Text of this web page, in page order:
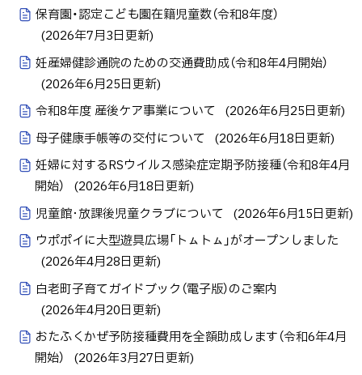
保育園・認定こども園在籍児童数（令和8年度）
(2026年7月3日更新)
妊産婦健診通院のための交通費助成（令和8年4月開始）
(2026年6月25日更新)
令和8年度 産後ケア事業について (2026年6月25日更新)
母子健康手帳等の交付について (2026年6月18日更新)
妊婦に対するRSウイルス感染症定期予防接種（令和8年4月
開始）
(2026年6月18日更新)
児童館･放課後児童クラブについて (2026年6月15日更新)
ウポポイに大型遊具広場「トㇺトㇺ」がオープンしました
(2026年4月28日更新)
白老町子育てガイドブック（電子版）のご案内
(2026年4月20日更新)
おたふくかぜ予防接種費用を全額助成します（令和6年4月
開始）
(2026年3月27日更新)